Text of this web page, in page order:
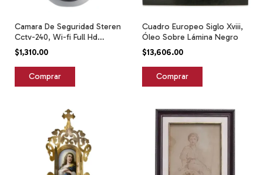
Camara De Seguridad Steren
Cctv-240, Wi-fi Full Hd
Blanco
$1,310.00
Cuadro Europeo Siglo Xviii,
Óleo Sobre Lámina Negro
$13,606.00